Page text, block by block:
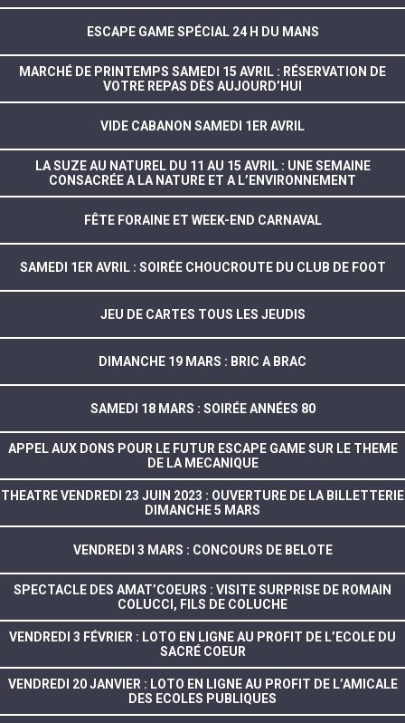
ESCAPE GAME SPÉCIAL 24 H DU MANS
MARCHÉ DE PRINTEMPS SAMEDI 15 AVRIL : RÉSERVATION DE
VOTRE REPAS DÈS AUJOURD’HUI
VIDE CABANON SAMEDI 1ER AVRIL
LA SUZE AU NATUREL DU 11 AU 15 AVRIL : UNE SEMAINE
CONSACRÉE A LA NATURE ET A L’ENVIRONNEMENT
FÊTE FORAINE ET WEEK-END CARNAVAL
SAMEDI 1ER AVRIL : SOIRÉE CHOUCROUTE DU CLUB DE FOOT
JEU DE CARTES TOUS LES JEUDIS
DIMANCHE 19 MARS : BRIC A BRAC
SAMEDI 18 MARS : SOIRÉE ANNÉES 80
APPEL AUX DONS POUR LE FUTUR ESCAPE GAME SUR LE THEME
DE LA MECANIQUE
THEATRE VENDREDI 23 JUIN 2023 : OUVERTURE DE LA BILLETTERIE
DIMANCHE 5 MARS
VENDREDI 3 MARS : CONCOURS DE BELOTE
SPECTACLE DES AMAT’COEURS : VISITE SURPRISE DE ROMAIN
COLUCCI, FILS DE COLUCHE
VENDREDI 3 FÉVRIER : LOTO EN LIGNE AU PROFIT DE L’ECOLE DU
SACRÉ COEUR
VENDREDI 20 JANVIER : LOTO EN LIGNE AU PROFIT DE L’AMICALE
DES ECOLES PUBLIQUES